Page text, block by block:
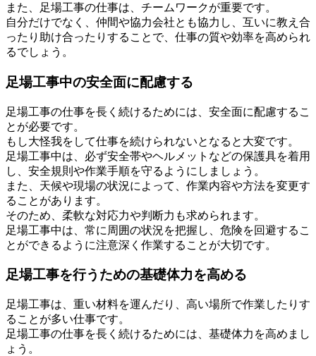
また、足場工事の仕事は、チームワークが重要です。
自分だけでなく、仲間や協力会社とも協力し、互いに教え合
ったり助け合ったりすることで、仕事の質や効率を高められ
るでしょう。
足場工事中の安全面に配慮する
足場工事の仕事を長く続けるためには、安全面に配慮するこ
とが必要です。
もし大怪我をして仕事を続けられないとなると大変です。
足場工事中は、必ず安全帯やヘルメットなどの保護具を着用
し、安全規則や作業手順を守るようにしましょう。
また、天候や現場の状況によって、作業内容や方法を変更す
ることがあります。
そのため、柔軟な対応力や判断力も求められます。
足場工事中は、常に周囲の状況を把握し、危険を回避するこ
とができるように注意深く作業することが大切です。
足場工事を行うための基礎体力を高める
足場工事は、重い材料を運んだり、高い場所で作業したりす
ることが多い仕事です。
足場工事の仕事を長く続けるためには、基礎体力を高めまし
ょう。